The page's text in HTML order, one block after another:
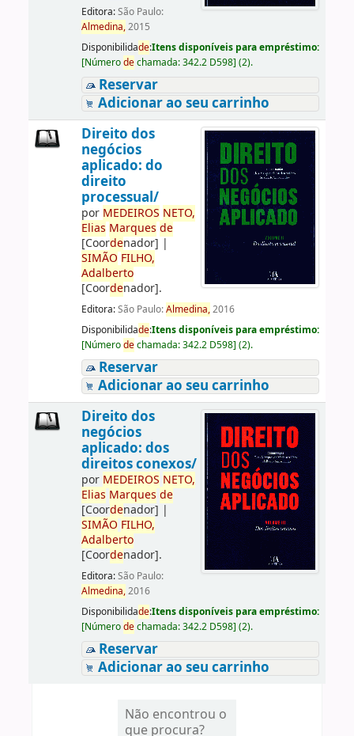
Editora:São Paulo:
Almedina,2015
Disponibilidade:Itens disponíveis para empréstimo:
[Númerodechamada:342.2 D598] (2).
Reservar
Adicionar ao seu carrinho
Direito dos
negócios
aplicado: do
direito
processual/
por MEDEIROS NETO,
Elias Marques de
[Coordenador] |
SIMÃO FILHO,
Adalberto
[Coordenador].
Editora:São Paulo:Almedina,2016
Disponibilidade:Itens disponíveis para empréstimo:
[Númerodechamada:342.2 D598] (2).
Reservar
Adicionar ao seu carrinho
Direito dos
negócios
aplicado: dos
direitos conexos/
por MEDEIROS NETO,
Elias Marques de
[Coordenador] |
SIMÃO FILHO,
Adalberto
[Coordenador].
Editora:São Paulo:
Almedina,2016
Disponibilidade:Itens disponíveis para empréstimo:
[Númerodechamada:342.2 D598] (2).
Reservar
Adicionar ao seu carrinho
Não encontrou o
que procura?